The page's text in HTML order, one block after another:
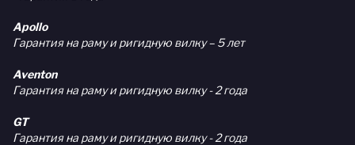
Apollo
Гарантия на раму и ригидную вилку – 5 лет
Aventon
Гарантия на раму и ригидную вилку - 2 года
GT
Гарантия на раму и ригидную вилку - 2 года